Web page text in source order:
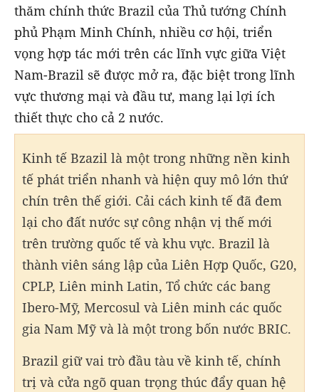
thăm chính thức Brazil của Thủ tướng Chính
phủ Phạm Minh Chính, nhiều cơ hội, triển
vọng hợp tác mới trên các lĩnh vực giữa Việt
Nam-Brazil sẽ được mở ra, đặc biệt trong lĩnh
vực thương mại và đầu tư, mang lại lợi ích
thiết thực cho cả 2 nước.
Kinh tế Bzazil là một trong những nền kinh
tế phát triển nhanh và hiện quy mô lớn thứ
chín trên thế giới. Cải cách kinh tế đã đem
lại cho đất nước sự công nhận vị thế mới
trên trường quốc tế và khu vực. Brazil là
thành viên sáng lập của Liên Hợp Quốc, G20,
CPLP, Liên minh Latin, Tổ chức các bang
Ibero-Mỹ, Mercosul và Liên minh các quốc
gia Nam Mỹ và là một trong bốn nước BRIC.
Brazil giữ vai trò đầu tàu về kinh tế, chính
trị và cửa ngõ quan trọng thúc đẩy quan hệ